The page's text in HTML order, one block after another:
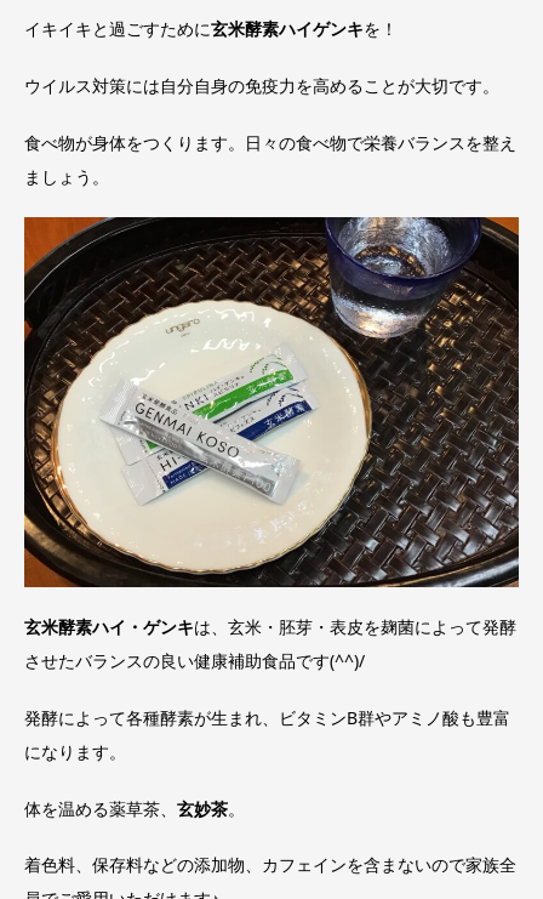
イキイキと過ごすために玄米酵素ハイゲンキを！
ウイルス対策には自分自身の免疫力を高めることが大切です。
食べ物が身体をつくります。日々の食べ物で栄養バランスを整え
ましょう。
玄米酵素ハイ・ゲンキは、玄米・胚芽・表皮を麹菌によって発酵
させたバランスの良い健康補助食品です(^^)/
発酵によって各種酵素が生まれ、ビタミンB群やアミノ酸も豊富
になります。
体を温める薬草茶、 玄妙茶。
着色料、保存料などの添加物、カフェインを含まないので家族全